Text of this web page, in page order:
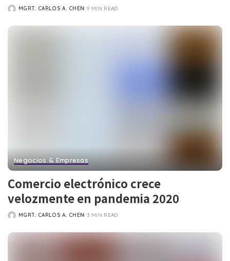
POSTED
MGRT. CARLOS A. CHEN 9 MIN READ
Negocios & Empresas
Comercio electrónico crece
velozmente en pandemia 2020
POSTED
MGRT. CARLOS A. CHEN 3 MIN READ